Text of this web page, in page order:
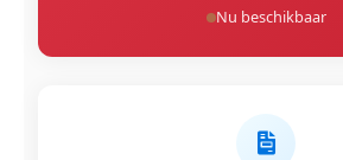
Nu beschikbaar